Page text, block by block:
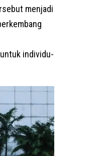
menjadi
individu-